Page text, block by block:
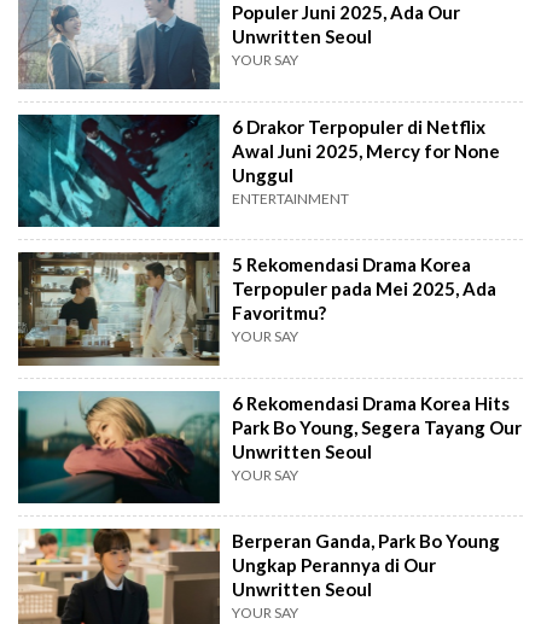
Populer Juni 2025, Ada Our
Unwritten Seoul
YOUR SAY
6 Drakor Terpopuler di Netflix
Awal Juni 2025, Mercy for None
Unggul
ENTERTAINMENT
5 Rekomendasi Drama Korea
Terpopuler pada Mei 2025, Ada
Favoritmu?
YOUR SAY
6 Rekomendasi Drama Korea Hits
Park Bo Young, Segera Tayang Our
Unwritten Seoul
YOUR SAY
Berperan Ganda, Park Bo Young
Ungkap Perannya di Our
Unwritten Seoul
YOUR SAY